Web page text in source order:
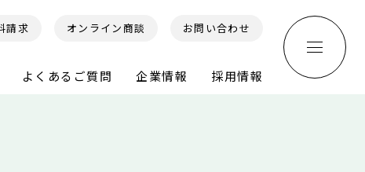
請求 オンライン商談 お問い合わせ
よくあるご質問 企業情報 採用情報